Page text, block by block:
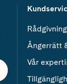
Ångerrätt
Vår